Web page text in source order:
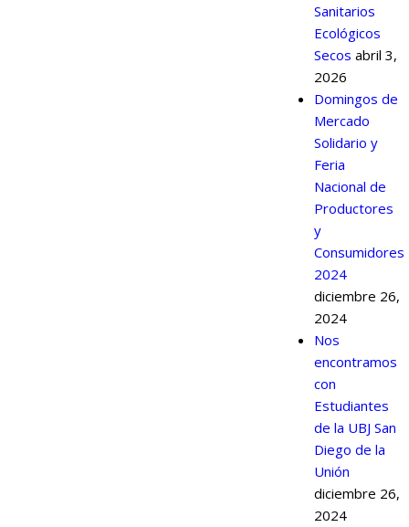
Sanitarios
Ecológicos
Secos abril 3,
2026
Domingos de
Mercado
Solidario y
Feria
Nacional de
Productores
y
Consumidores
2024
diciembre 26,
2024
Nos
encontramos
con
Estudiantes
de la UBJ San
Diego de la
Unión
diciembre 26,
2024